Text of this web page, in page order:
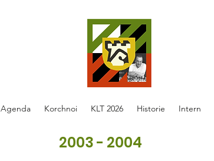
Agenda Korchnoi KLT 2026 Historie Intern
2003 - 2004